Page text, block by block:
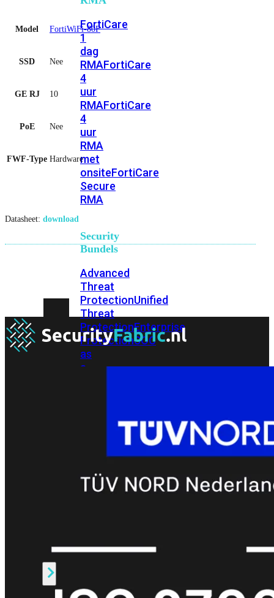
FortiCare
1
dag
RMAFortiCare
4
uur
RMAFortiCare
4
uur
RMA
met
onsiteFortiCare
Secure
RMA
Security
Bundels
Advanced
Threat
ProtectionUnified
Threat
ProtectionEnterprise
ProtectionSOC
as
a
bekijken
FortiCareSecurity
as
a
Endpoint
Beveiliging
Model FortiWiFi-80F
SSD Nee
GE RJ 10
PoE Nee
FWF-Type Hardware
Datasheet: download